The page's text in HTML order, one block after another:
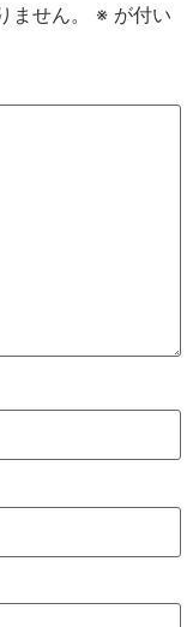
せん。 ※ が付い